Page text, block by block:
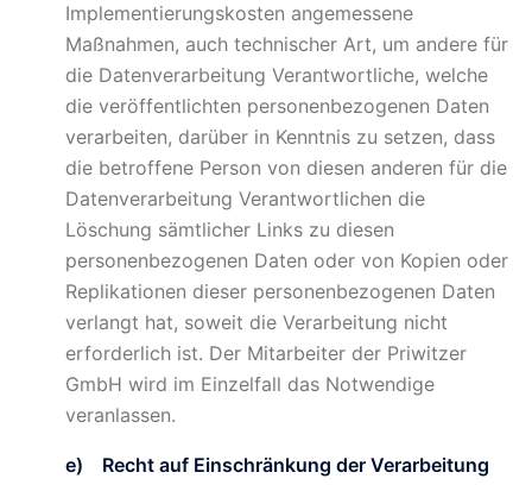
Implementierungskosten angemessene
Maßnahmen, auch technischer Art, um andere für
die Datenverarbeitung Verantwortliche, welche
die veröffentlichten personenbezogenen Daten
verarbeiten, darüber in Kenntnis zu setzen, dass
die betroffene Person von diesen anderen für die
Datenverarbeitung Verantwortlichen die
Löschung sämtlicher Links zu diesen
personenbezogenen Daten oder von Kopien oder
Replikationen dieser personenbezogenen Daten
verlangt hat, soweit die Verarbeitung nicht
erforderlich ist. Der Mitarbeiter der Priwitzer
GmbH wird im Einzelfall das Notwendige
veranlassen.
e) Recht auf Einschränkung der Verarbeitung